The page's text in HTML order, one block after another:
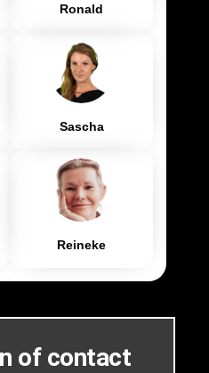
Ronald
Sascha
Reineke
of contact